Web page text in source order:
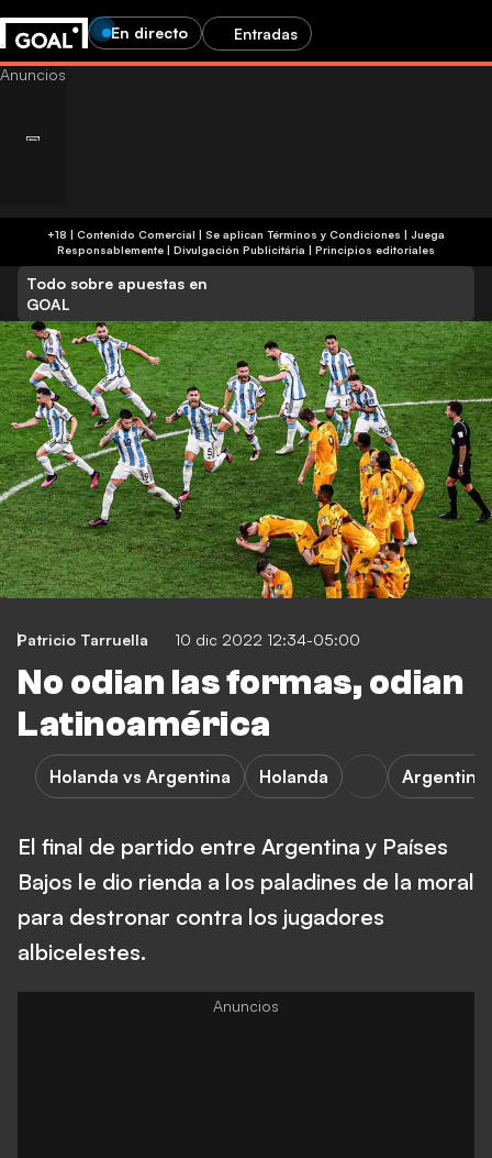
En directo Entradas
+18 | Contenido Comercial | Se aplican Términos y Condiciones | Juega
Responsablemente | Divulgación Publicitária | Principios editoriales
Todo sobre apuestas en
GOAL
Patricio Tarruella 10 dic 2022 12:34-05:00
No odian las formas, odian
Latinoamérica
Holanda vs Argentina Holanda Argentina
El final de partido entre Argentina y Países
Bajos le dio rienda a los paladines de la moral
para destronar contra los jugadores
albicelestes.